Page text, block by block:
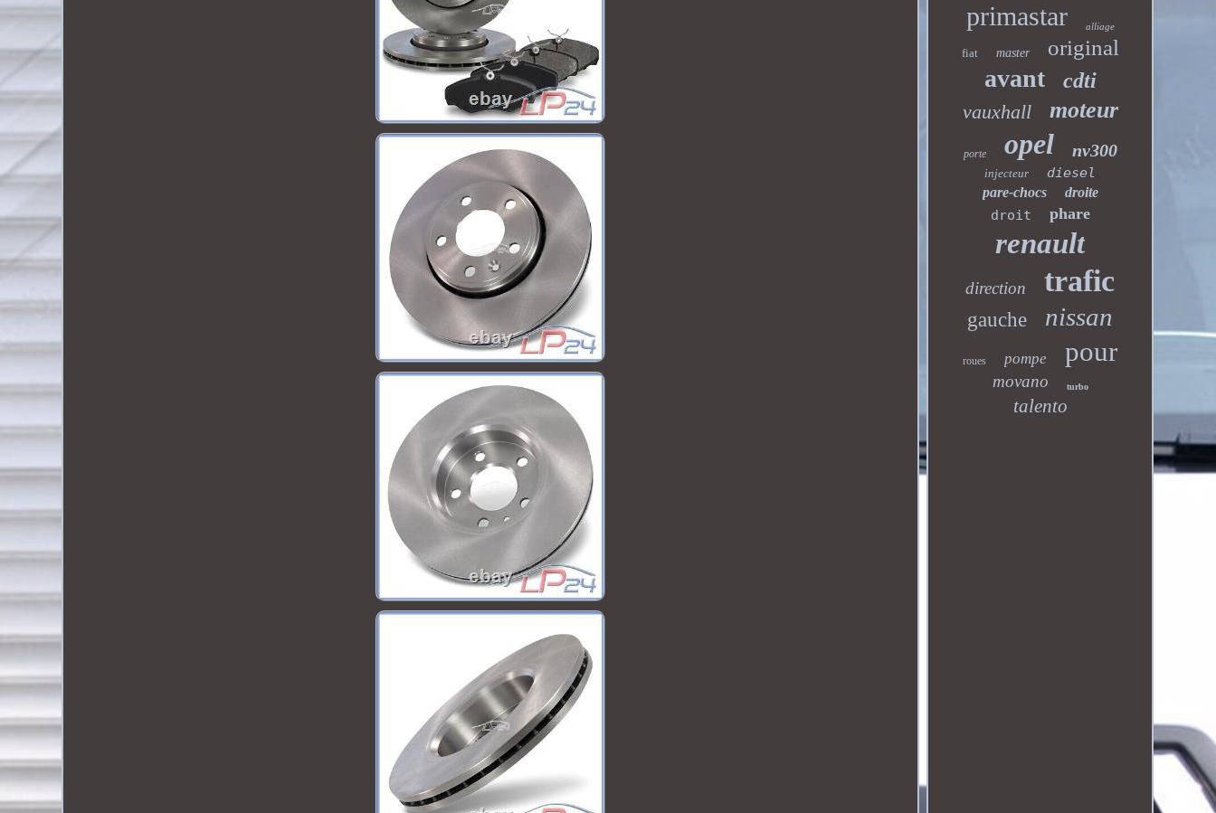
primastar alliage
fiat master original
avant cdti
vauxhall moteur
porte opel nv300
injecteur diesel
pare-chocs droite
droit phare
renault
direction trafic
gauche nissan
roues pompe pour
movano turbo
talento